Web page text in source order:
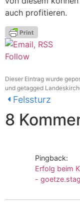
auch profitieren.
Follow
Dieser Eintrag wurde
und getagged
Felssturz
8
Pingback:
Erfolg beim
-